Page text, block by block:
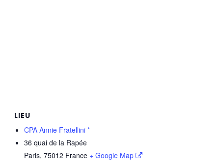
LIEU
CPA Annie Fratellini *
36 quai de la Rapée
Paris, 75012 France + Google Map